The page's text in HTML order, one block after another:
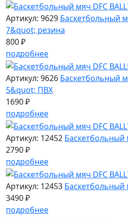
Артикул: 9629 Баскетбольный
7&quot; резина
800 ₽
подробнее
Артикул: 9626 Баскетбольный
5&quot; ПВХ
1690 ₽
подробнее
Артикул: 12452 Баскетбольный
2790 ₽
подробнее
Артикул: 12453 Баскетбольный
3490 ₽
подробнее